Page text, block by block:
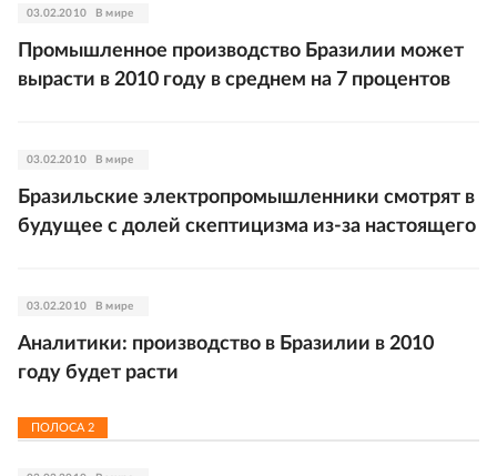
03.02.2010 В мире
Промышленное производство Бразилии может
вырасти в 2010 году в среднем на 7 процентов
03.02.2010 В мире
Бразильские электропромышленники смотрят в
будущее с долей скептицизма из-за настоящего
03.02.2010 В мире
Аналитики: производство в Бразилии в 2010
году будет расти
ПОЛОСА 2